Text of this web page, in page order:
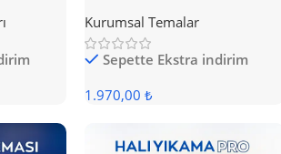
Kurumsal Temalar
Sepette Ekstra indirim
1.970,00 ₺